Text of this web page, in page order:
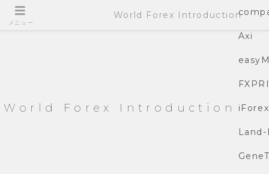
World Forex Introduction
Axi
iForex
Land-
メニュー
World Forex Introduction